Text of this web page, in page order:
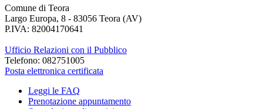
Comune di Teora
Largo Europa, 8 - 83056 Teora (AV)
P.IVA: 82004170641
Ufficio Relazioni con il Pubblico
Telefono: 082751005
Posta elettronica certificata
Leggi le FAQ
Prenotazione appuntamento